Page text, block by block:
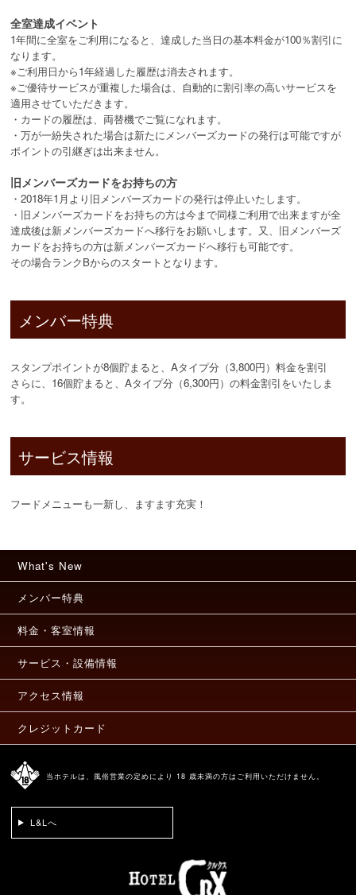
全室達成イベント
1年間に全室をご利用になると、達成した当日の基本料金が100％割引に
なります。
※ご利用日から1年経過した履歴は消去されます。
※ご優待サービスが重複した場合は、自動的に割引率の高いサービスを
適用させていただきます。
・カードの履歴は、両替機でご覧になれます。
・万が一紛失された場合は新たにメンバーズカードの発行は可能ですが
ポイントの引継ぎは出来ません。
旧メンバーズカードをお持ちの方
・2018年1月より旧メンバーズカードの発行は停止いたします。
・旧メンバーズカードをお持ちの方は今まで同様ご利用で出来ますが全
達成後は新メンバーズカードへ移行をお願いします。又、旧メンバーズ
カードをお持ちの方は新メンバーズカードへ移行も可能です。
その場合ランクBからのスタートとなります。
メンバー特典
スタンプポイントが8個貯まると、Aタイプ分（3,800円）料金を割引
さらに、16個貯まると、Aタイプ分（6,300円）の料金割引をいたしま
す。
サービス情報
フードメニューも一新し、ますます充実！
What's New
メンバー特典
料金・客室情報
サービス・設備情報
アクセス情報
クレジットカード
当ホテルは、風俗営業の定めにより 18 歳未満の方はご利用いただけません。
L&Lへ